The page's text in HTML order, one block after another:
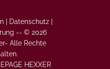
|
Datenschutz |
-- © 2026
Alle Rechte
HEXXER